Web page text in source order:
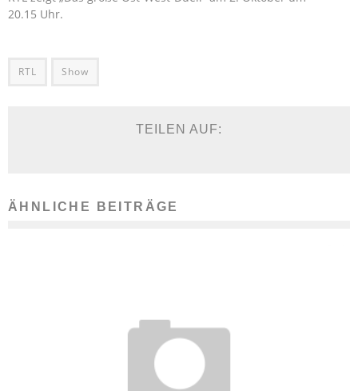
20.15 Uhr.
RTL Show
TEILEN AUF:
ÄHNLICHE BEITRÄGE